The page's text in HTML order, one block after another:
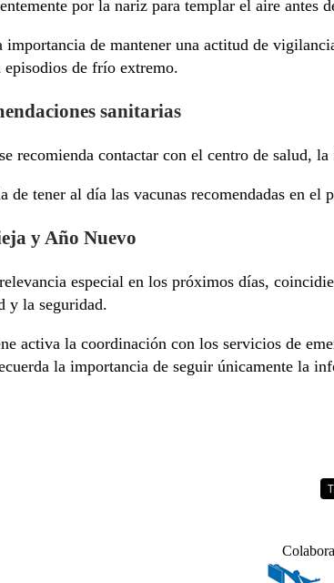
por la nariz para templar el aire
de mantener una actitud de
episodios de frío extremo.
sanitarias
recomienda contactar con el centro de salud,
de tener al día las vacunas recomendadas en
y Año Nuevo
especial en los próximos días,
y la seguridad.
activa la coordinación con los servicios de
la importancia de seguir únicamente la